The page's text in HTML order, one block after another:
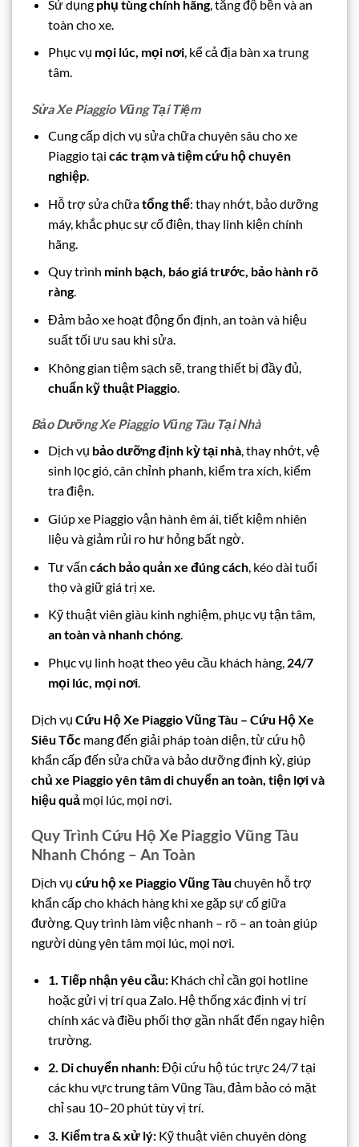
Sử dụng phụ tùng chính hãng, tăng độ bền và an
toàn cho xe.
Phục vụ mọi lúc, mọi nơi, kể cả địa bàn xa trung
tâm.
Sửa Xe Piaggio Vũng Tại Tiệm
Cung cấp dịch vụ sửa chữa chuyên sâu cho xe
Piaggio tại các trạm và tiệm cứu hộ chuyên
nghiệp.
Hỗ trợ sửa chữatổng thể: thay nhớt, bảo dưỡng
máy, khắc phục sự cố điện, thay linh kiện chính
hãng.
Quy trình minh bạch, báo giá trước, bảo hành rõ
ràng.
Đảm bảo xe hoạt động ổn định, an toàn và hiệu
suất tối ưu sau khi sửa.
Không gian tiệm sạch sẽ, trang thiết bị đầy đủ,
chuẩn kỹ thuật Piaggio.
Bảo Dưỡng Xe Piaggio Vũng Tàu Tại Nhà
Dịch vụ bảo dưỡng định kỳ tại nhà, thay nhớt, vệ
sinh lọc gió, cân chỉnh phanh, kiểm tra xích, kiểm
tra điện.
Giúp xe Piaggio vận hành êm ái, tiết kiệm nhiên
liệu và giảm rủi ro hư hỏng bất ngờ.
Tư vấn cách bảo quản xe đúng cách, kéo dài tuổi
thọ và giữ giá trị xe.
Kỹ thuật viên giàu kinh nghiệm, phục vụ tận tâm,
an toàn và nhanh chóng.
Phục vụ linh hoạt theo yêu cầu khách hàng, 24/7
mọi lúc, mọi nơi.
Dịch vụ Cứu Hộ Xe Piaggio Vũng Tàu – Cứu Hộ Xe
Siêu Tốc mang đến giải pháp toàn diện, từ cứu hộ
khẩn cấp đến sửa chữa và bảo dưỡng định kỳ, giúp
chủ xe Piaggio yên tâm di chuyển an toàn, tiện lợi và
hiệu quả mọi lúc, mọi nơi.
Quy Trình Cứu Hộ Xe Piaggio Vũng Tàu
Nhanh Chóng – An Toàn
Dịch vụ cứu hộ xe Piaggio Vũng Tàu chuyên hỗ trợ
khẩn cấp cho khách hàng khi xe gặp sự cố giữa
đường. Quy trình làm việc nhanh – rõ – an toàn giúp
người dùng yên tâm mọi lúc, mọi nơi.
1. Tiếp nhận yêu cầu:Khách chỉ cần gọi hotline
hoặc gửi vị trí qua Zalo. Hệ thống xác định vị trí
chính xác và điều phối thợ gần nhất đến ngay hiện
trường.
2. Di chuyển nhanh:Đội cứu hộ túc trực 24/7 tại
các khu vực trung tâm Vũng Tàu, đảm bảo có mặt
chỉ sau 10–20 phút tùy vị trí.
3. Kiểm tra & xử lý:Kỹ thuật viên chuyên dòng